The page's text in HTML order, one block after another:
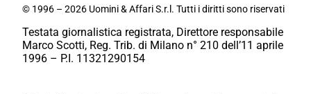
© 1996 – 2026 Uomini & Affari S.r.l. Tutti i diritti sono riservati
Testata giornalistica registrata, Direttore responsabile
Marco Scotti, Reg. Trib. di Milano n° 210 dell’11 aprile
1996 – P.I. 11321290154